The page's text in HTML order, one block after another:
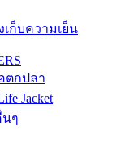
เก็บความเย็น
ตกปลา
Jacket
ๆ